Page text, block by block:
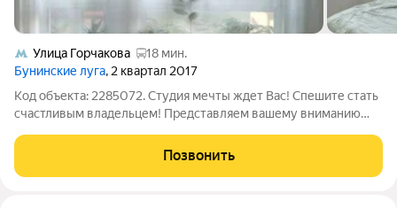
Улица Горчакова
18 мин.
Бунинские луга, 2 квартал 2017
Код объекта: 2285072. Студия мечты ждет Вас! Спешите стать
счастливым владельцем! Представляем вашему вниманию
вашей жизни или выгодной инвестицией! Это не просто
квадратные метры, это
Позвонить